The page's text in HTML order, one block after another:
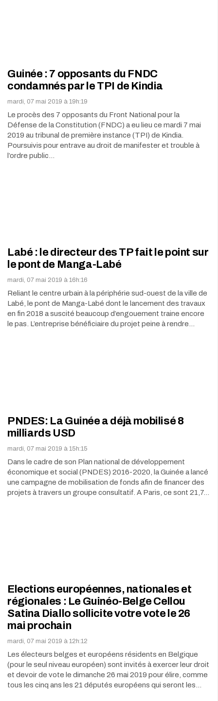
Guinée : 7 opposants du FNDC
condamnés par le TPI de Kindia
mardi, 07 mai 2019 à 19h:19
Le procès des 7 opposants du Front National pour la
Défense de la Constitution (FNDC) a eu lieu ce mardi 7 mai
2019 au tribunal de première instance (TPI) de Kindia.
Poursuivis pour entrave au droit de manifester et trouble à
l’ordre public…
Labé : le directeur des TP fait le point sur
le pont de Manga-Labé
mardi, 07 mai 2019 à 16h:16
Reliant le centre urbain à la périphérie sud-ouest de la ville de
Labé, le pont de Manga-Labé dont le lancement des travaux
en fin 2018 a suscité beaucoup d’engouement traine encore
le pas. L’entreprise bénéficiaire du projet peine à rendre…
PNDES: La Guinée a déjà mobilisé 8
milliards USD
mardi, 07 mai 2019 à 15h:15
Dans le cadre de son Plan national de développement
économique et social (PNDES) 2016-2020, la Guinée a lancé
une campagne de mobilisation de fonds afin de financer des
projets à travers un groupe consultatif. A Paris, ce sont 21,7…
Elections européennes, nationales et
régionales : Le Guinéo-Belge Cellou
Satina Diallo sollicite votre vote le 26
mai prochain
mardi, 07 mai 2019 à 12h:12
Les électeurs belges et européens résidents en Belgique
(pour le seul niveau européen) sont invités à exercer leur droit
et devoir de vote le dimanche 26 mai 2019 pour élire, comme
tous les cinq ans les 21 députés européens qui seront les…